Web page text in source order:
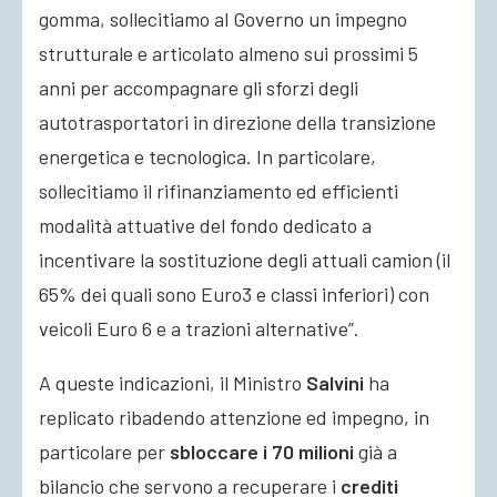
gomma, sollecitiamo al Governo un impegno
strutturale e articolato almeno sui prossimi 5
anni per accompagnare gli sforzi degli
autotrasportatori in direzione della transizione
energetica e tecnologica. In particolare,
sollecitiamo il rifinanziamento ed efficienti
modalità attuative del fondo dedicato a
incentivare la sostituzione degli attuali camion (il
65% dei quali sono Euro3 e classi inferiori) con
veicoli Euro 6 e a trazioni alternative”.
A queste indicazioni, il Ministro Salvini ha
replicato ribadendo attenzione ed impegno, in
particolare per sbloccare i 70 milioni già a
bilancio che servono a recuperare i crediti